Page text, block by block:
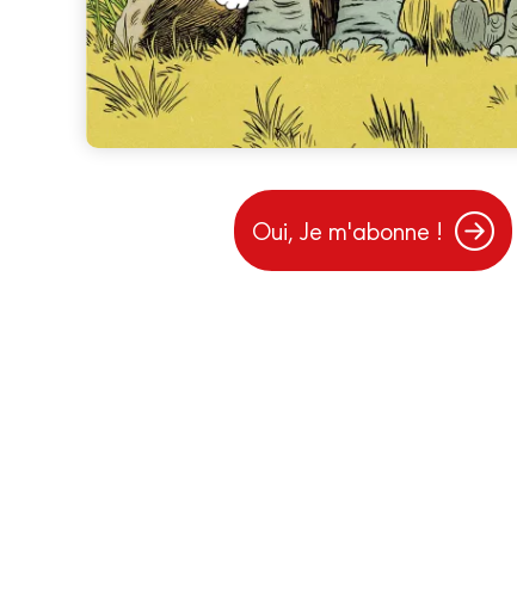
Oui, Je m'abonne !